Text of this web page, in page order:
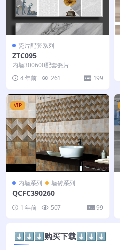
瓷片配套系列
ZTC095
内墙300600配套瓷片
4 年前
261 199
VIP
内墙系列 墙砖系列
QCFC390260
1 年前 507 99
⬇️⬇️⬇️购买下载⬇️⬇️⬇️